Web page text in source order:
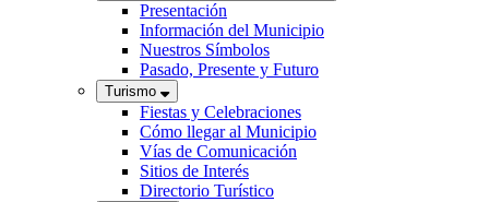
Presentación
Información del Municipio
Nuestros Símbolos
Pasado, Presente y Futuro
Turismo
Fiestas y Celebraciones
Cómo llegar al Municipio
Vías de Comunicación
Sitios de Interés
Directorio Turístico